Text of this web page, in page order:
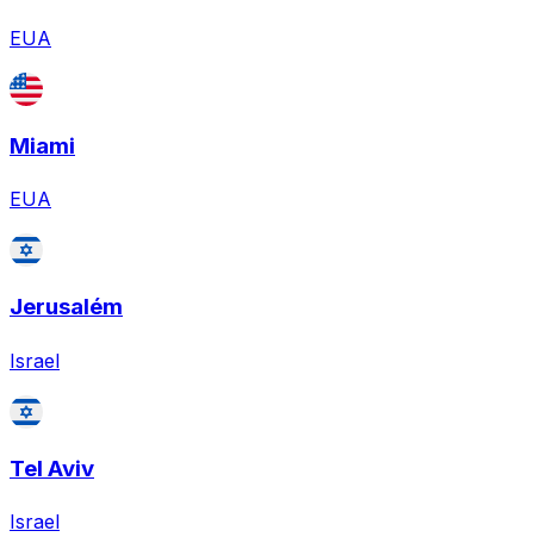
EUA
Miami
EUA
Jerusalém
Israel
Tel Aviv
Israel